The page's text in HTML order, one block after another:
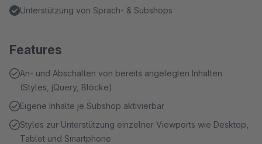
Unterstützung von Sprach- & Subshops
Features
An- und Abschalten von bereits angelegten Inhalten
(Styles, jQuery, Blöcke)
Eigene Inhalte je Subshop aktivierbar
Styles zur Unterstützung einzelner Viewports wie Desktop,
Tablet und Smartphone